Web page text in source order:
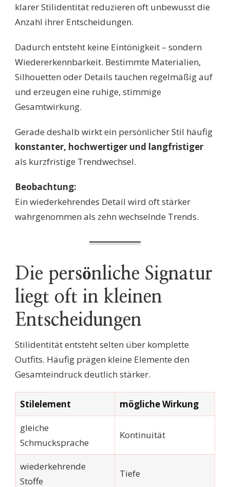
klarer Stilidentität reduzieren oft unbewusst die
Anzahl ihrer Entscheidungen.
Dadurch entsteht keine Eintönigkeit – sondern
Wiedererkennbarkeit. Bestimmte Materialien,
Silhouetten oder Details tauchen regelmäßig auf
und erzeugen eine ruhige, stimmige
Gesamtwirkung.
Gerade deshalb wirkt ein persönlicher Stil häufig
konstanter, hochwertiger und langfristiger
als kurzfristige Trendwechsel.
Beobachtung:
Ein wiederkehrendes Detail wird oft stärker
wahrgenommen als zehn wechselnde Trends.
Die persönliche Signatur
liegt oft in kleinen
Entscheidungen
Stilidentität entsteht selten über komplette
Outfits. Häufig prägen kleine Elemente den
Gesamteindruck deutlich stärker.
Stilelement
mögliche Wirkung
gleiche
Schmucksprache
Kontinuität
wiederkehrende
Stoffe
Tiefe